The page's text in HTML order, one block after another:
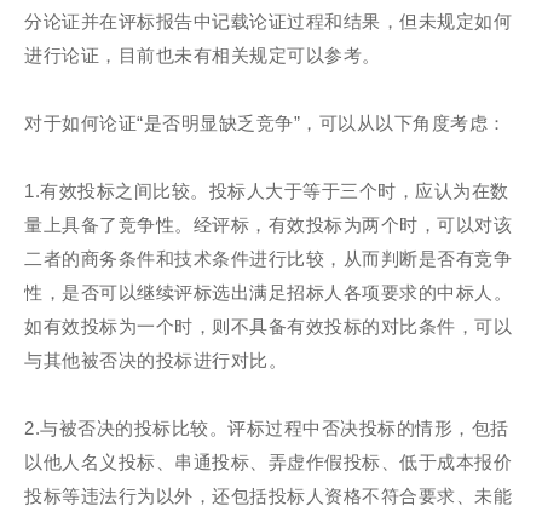
分论证并在评标报告中记载论证过程和结果，但未规定如何
进行论证，目前也未有相关规定可以参考。
对于如何论证“是否明显缺乏竞争”，可以从以下角度考虑：
1.有效投标之间比较。投标人大于等于三个时，应认为在数
量上具备了竞争性。经评标，有效投标为两个时，可以对该
二者的商务条件和技术条件进行比较，从而判断是否有竞争
性，是否可以继续评标选出满足招标人各项要求的中标人。
如有效投标为一个时，则不具备有效投标的对比条件，可以
与其他被否决的投标进行对比。
2.与被否决的投标比较。评标过程中否决投标的情形，包括
以他人名义投标、串通投标、弄虚作假投标、低于成本报价
投标等违法行为以外，还包括投标人资格不符合要求、未能